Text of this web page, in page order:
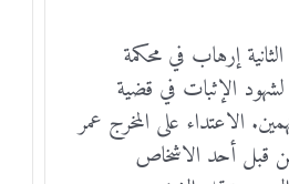
إرهاب في محكمة
الإثبات في قضية
من غياب 6 متهمين. الاعتداء على المخرج عمر
قبل أحد الاشخاص